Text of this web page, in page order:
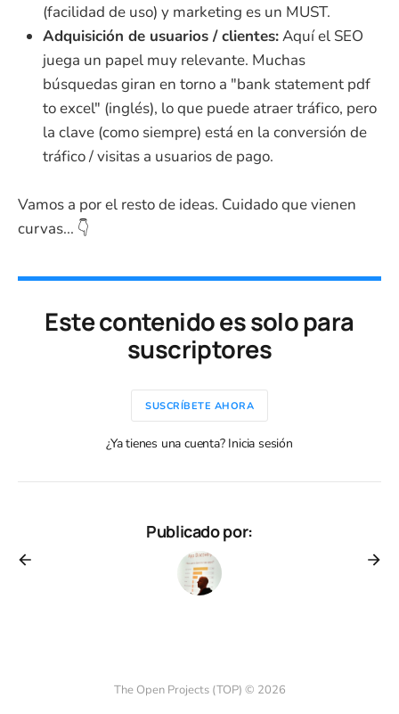
(facilidad de uso) y marketing es un MUST.
Adquisición de usuarios / clientes:Aquí el SEO
juega un papel muy relevante. Muchas
búsquedas giran en torno a "bank statement pdf
to excel" (inglés), lo que puede atraer tráfico, pero
la clave (como siempre) está en la conversión de
tráfico / visitas a usuarios de pago.
Vamos a por el resto de ideas. Cuidado que vienen
curvas... 👇
Este contenido es solo para
suscriptores
SUSCRÍBETE AHORA
¿Ya tienes una cuenta? Inicia sesión
Publicado por:
The Open Projects (TOP) © 2026